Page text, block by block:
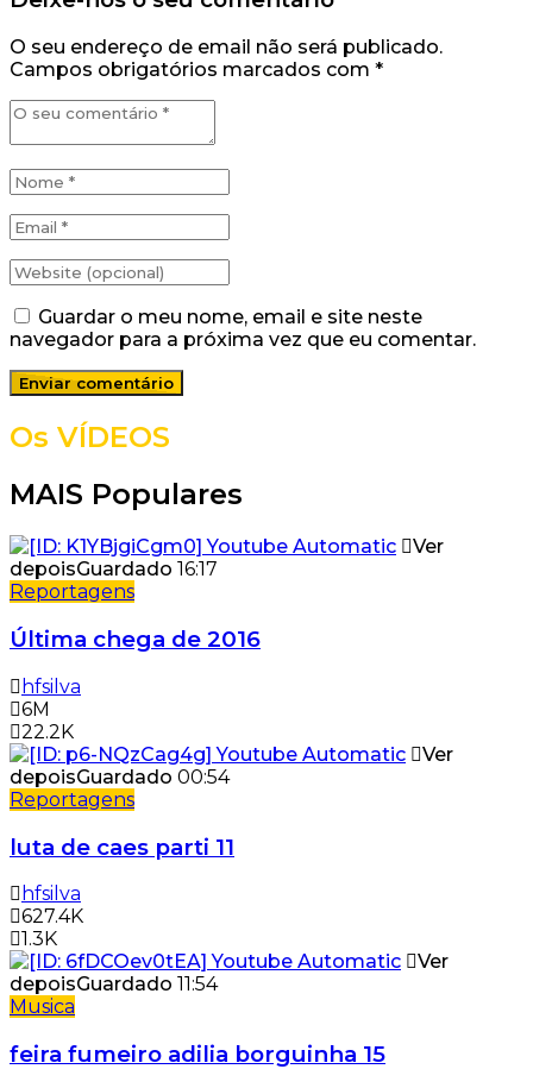
O seu endereço de email não será publicado.
Campos obrigatórios marcados com *
Guardar o meu nome, email e site neste
navegador para a próxima vez que eu comentar.
Os VÍDEOS
MAIS Populares
Ver
depoisGuardado 16:17
Reportagens
Última chega de 2016
hfsilva
6M
22.2K
Ver
depoisGuardado 00:54
Reportagens
luta de caes parti 11
hfsilva
627.4K
1.3K
Ver
depoisGuardado 11:54
Musica
feira fumeiro adilia borguinha 15